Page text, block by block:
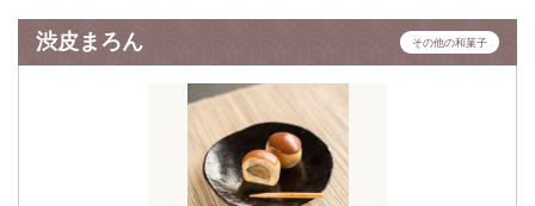
渋皮まろん その他の和菓子